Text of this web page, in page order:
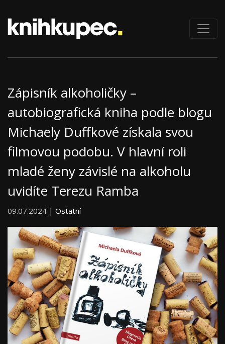
Zápisník alkoholičky –
autobiografická kniha podle blogu
Michaely Duffkové získala svou
filmovou podobu. V hlavní roli
mladé ženy závislé na alkoholu
uvidíte Terezu Ramba
09.07.2024 | Ostatní